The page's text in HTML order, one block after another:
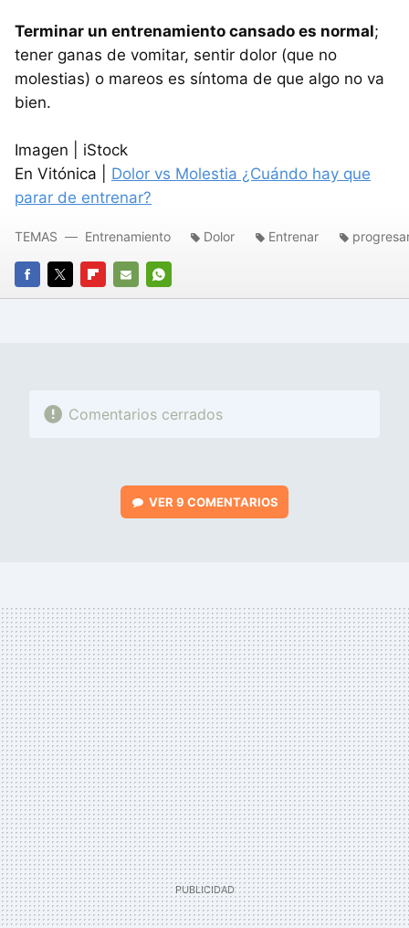
Terminar un entrenamiento cansado es normal;
tener ganas de vomitar, sentir dolor (que no
molestias) o mareos es síntoma de que algo no va
bien.
Imagen | iStock
En Vitónica | Dolor vs Molestia ¿Cuándo hay que
parar de entrenar?
FACEBOOK
TWITTERFLIPBOARD
E-
WHATSAPP
TEMAS Entrenamiento Dolor Entrenar
Comentarios cerrados
VER 9 COMENTARIOS